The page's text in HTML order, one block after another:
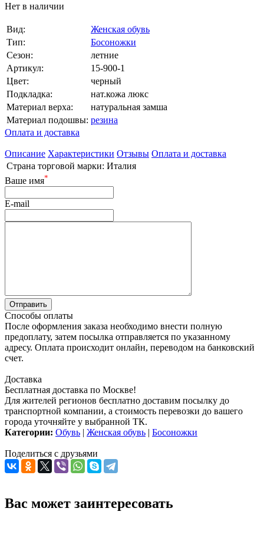
Нет в наличии
Вид:
Женская обувь
Тип:
Босоножки
Сезон:
летние
Артикул:
15-900-1
Цвет:
черный
Подкладка:
нат.кожа люкс
Материал верха:
натуральная замша
Материал подошвы: резина
Оплата и доставка
Описание Характеристики Отзывы Оплата и доставка
Страна торговой марки: Италия
Ваше имя*
E-mail
Способы оплаты
После оформления заказа необходимо внести полную
предоплату, затем посылка отправляется по указанному
адресу. Оплата происходит онлайн, переводом на банковский
счет.
Доставка
Бесплатная доставка по Москве!
Для жителей регионов бесплатно доставим посылку до
транспортной компании, а стоимость перевозки до вашего
города уточняйте у выбранной ТК.
Категории: Обувь | Женская обувь | Босоножки
Поделиться с друзьями
Вас может заинтересовать